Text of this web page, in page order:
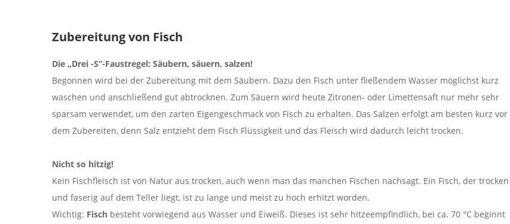
Zubereitung von Fisch
Die „Drei -S“-Faustregel: Säubern, säuern, salzen!
Begonnen wird bei der Zubereitung mit dem Säubern. Dazu den Fisch unter fließendem Wasser möglichst kurz
waschen und anschließend gut abtrocknen. Zum Säuern wird heute Zitronen- oder Limettensaft nur mehr sehr
sparsam verwendet, um den zarten Eigengeschmack von Fisch zu erhalten. Das Salzen erfolgt am besten kurz vor
dem Zubereiten, denn Salz entzieht dem Fisch Flüssigkeit und das Fleisch wird dadurch leicht trocken.
Nicht so hitzig!
Kein Fischfleisch ist von Natur aus trocken, auch wenn man das manchen Fischen nachsagt. Ein Fisch, der trocken
und faserig auf dem Teller liegt, ist zu lange und meist zu hoch erhitzt worden.
Wichtig: Fisch besteht vorwiegend aus Wasser und Eiweiß. Dieses ist sehr hitzeempfindlich, bei ca. 70 °C beginnt